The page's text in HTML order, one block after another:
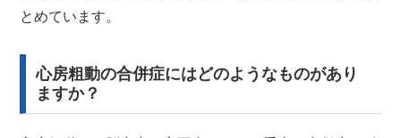
とめています。
心房粗動の合併症にはどのようなものがあり
ますか？